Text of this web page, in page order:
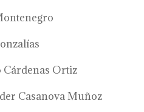
Ortiz
Casanova Muñoz